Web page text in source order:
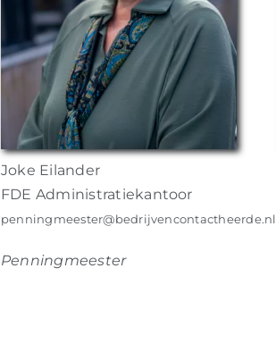
Joke Eilander
FDE Administratiekantoor
penningmeester@bedrijvencontactheerde.nl
Penningmeester